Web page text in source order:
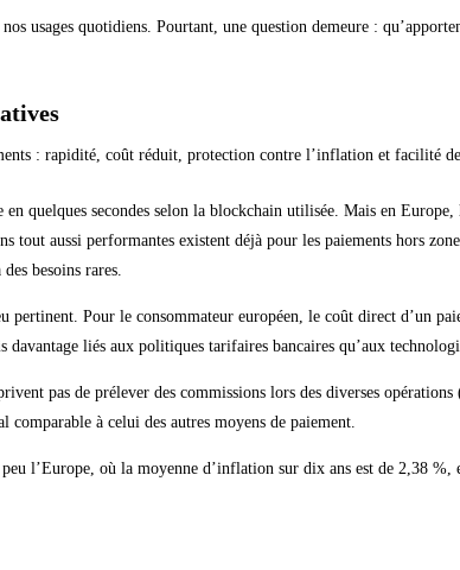
usages quotidiens. Pourtant, une question demeure :
: rapidité, coût réduit, protection contre l’inflation et facilité
quelques secondes selon la blockchain utilisée. Mais en
tout aussi performantes existent déjà pour les paiements hors
besoins rares.
pertinent. Pour le consommateur européen, le coût direct d’un
davantage liés aux politiques tarifaires bancaires qu’aux
pas de prélever des commissions lors des diverses
à celui des autres moyens de paiement.
l’Europe, où la moyenne d’inflation sur dix ans est de 2,38